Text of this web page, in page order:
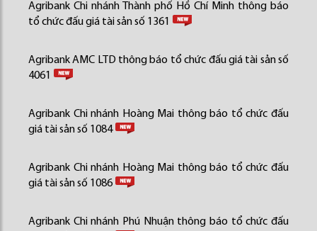
Agribank Chi nhánh Thành phố Hồ Chí Minh thông báo
tổ chức đấu giá tài sản số 1361
Agribank AMC LTD thông báo tổ chức đấu giá tài sản số
4061
Agribank Chi nhánh Hoàng Mai thông báo tổ chức đấu
giá tài sản số 1084
Agribank Chi nhánh Hoàng Mai thông báo tổ chức đấu
giá tài sản số 1086
Agribank Chi nhánh Phú Nhuận thông báo tổ chức đấu